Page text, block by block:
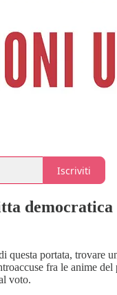
Iscriviti
democratica
questa portata, trovare
fra le anime
voto.